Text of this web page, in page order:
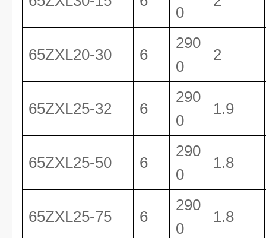
0
65ZXL20-30 6
290
0
2
65ZXL25-32 6
290
0
1.9
65ZXL25-50 6
290
0
1.8
65ZXL25-75 6
290
0
1.8